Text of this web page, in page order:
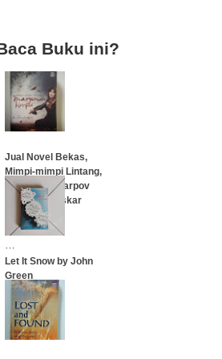
Buku ini?
Jual Novel Bekas,
Mimpi-mimpi Lintang,
Maryamah Karpov
(Tetralogi Laskar
Pelangi)
Let It Snow by John
Green